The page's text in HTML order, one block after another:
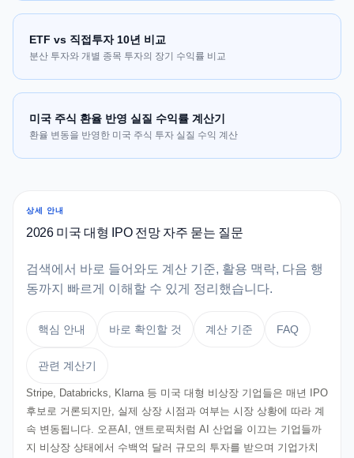
ETF vs 직접투자 10년 비교
분산 투자와 개별 종목 투자의 장기 수익률 비교
미국 주식 환율 반영 실질 수익률 계산기
환율 변동을 반영한 미국 주식 투자 실질 수익 계산
상세 안내
2026 미국 대형 IPO 전망 자주 묻는 질문
검색에서 바로 들어와도 계산 기준, 활용 맥락, 다음 행
동까지 빠르게 이해할 수 있게 정리했습니다.
핵심 안내 바로 확인할 것 계산 기준 FAQ
관련 계산기
Stripe, Databricks, Klarna 등 미국 대형 비상장 기업들은 매년 IPO
후보로 거론되지만, 실제 상장 시점과 여부는 시장 상황에 따라 계
속 변동됩니다. 오픈AI, 앤트로픽처럼 AI 산업을 이끄는 기업들까
지 비상장 상태에서 수백억 달러 규모의 투자를 받으며 기업가치